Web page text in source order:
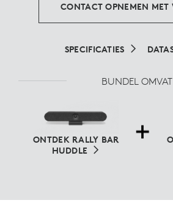
CONTACT OPNEMEN MET
SPECIFICATIES
BUNDEL OMVAT
ONTDEK RALLY BAR
HUDDLE